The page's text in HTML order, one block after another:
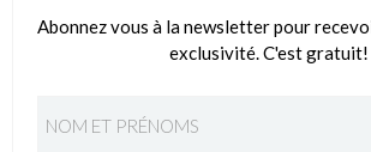
Abonnez vous à la newsletter pour
exclusivité. C'est gratuit!